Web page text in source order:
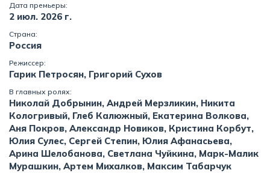
Дата премьеры:
2 июл. 2026 г.
Страна:
Россия
Режиссер:
Гарик Петросян, Григорий Сухов
В главных ролях:
Николай Добрынин, Андрей Мерзликин, Никита
Кологривый, Глеб Калюжный, Екатерина Волкова,
Аня Покров, Александр Новиков, Кристина Корбут,
Юлия Сулес, Сергей Степин, Юлия Афанасьева,
Арина Шелобанова, Светлана Чуйкина, Марк-Малик
Мурашкин, Артем Михалков, Максим Табарчук